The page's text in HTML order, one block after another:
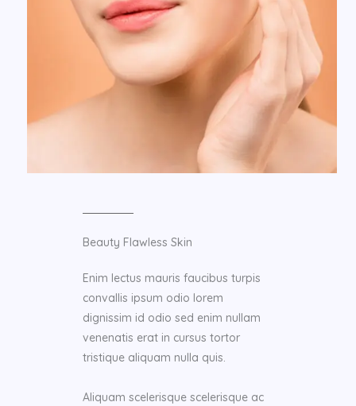
Beauty Flawless Skin​
Enim lectus mauris faucibus turpis
convallis ipsum odio lorem
dignissim id odio sed enim nullam
venenatis erat in cursus tortor
tristique aliquam nulla quis.
Aliquam scelerisque scelerisque ac